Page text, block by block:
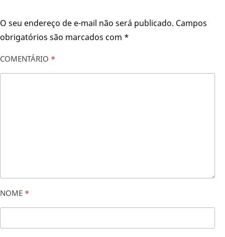
O seu endereço de e-mail não será publicado. Campos
obrigatórios são marcados com *
COMENTÁRIO *
NOME *